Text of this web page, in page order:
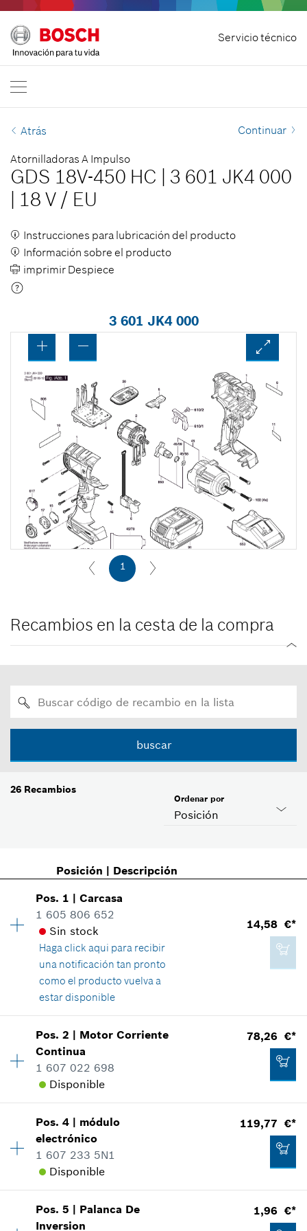
Servicio técnico
Desistir del contratoInicio
Bosch Professional
Contacto
Atrás Continuar
Atornilladoras A Impulso
GDS 18V-450 HC
3 601 JK4 000
18 V / EU
Instrucciones para lubricación del producto
Información sobre el producto
imprimir Despiece
3 601 JK4 000
1
Recambios en la cesta de la compra
buscar
26 Recambios
Posición
Ordenar por
Posición | Descripción
Pos. 1 |Carcasa
1 605 806 652
Sin stock
Haga click aqui para recibir
una notificación tan pronto
como el producto vuelva a
estar disponible
14,58 €*
Grupo de precios:27
Información sobre recambios
Relación de aplicaciones de una pieza
14,58 €*
vinculante, incluido IVA
Pos.2 | Motor Corriente
Continua
1 607 022 698
Disponible
78,26 €*
Grupo de precios
Información sobre recambios
Relación de aplicaciones de una pieza
Pos.4 | módulo
electrónico
1 607 233 5N1
Disponible
119,77 €*
Disponibilidad 1
Pos.5 | Palanca De
Inversion
1,96 €*